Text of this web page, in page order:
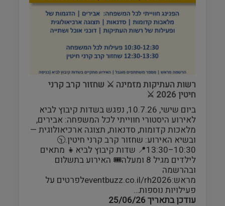
רשות העתיקות מזמינה ⚔️ שחזור קרב קרני
חיטין 2026 ⚔️
ביום שישי, 10.7.26, נפגש בשדות קיבוץ לביא
לאירוע היסטורי חווייתי לכל המשפחה: אבירים,
מלאכות קדומות, סדנאות, תצוגה ארכיאולוגית —
ובשיא האירוע: שחזור קרב קרני חיטין.🕥
10:30–13:30📍 שדות קיבוץ לביא👧 מתאים
לילדים מגיל 8 ומעלה🎟️ האירוע בתשלום
ובהרשמה
מראש:eventbuzz.co.il/rh2026לפרטים על
פעילויות נוספות…
עודכן בתאריך 25/06/26